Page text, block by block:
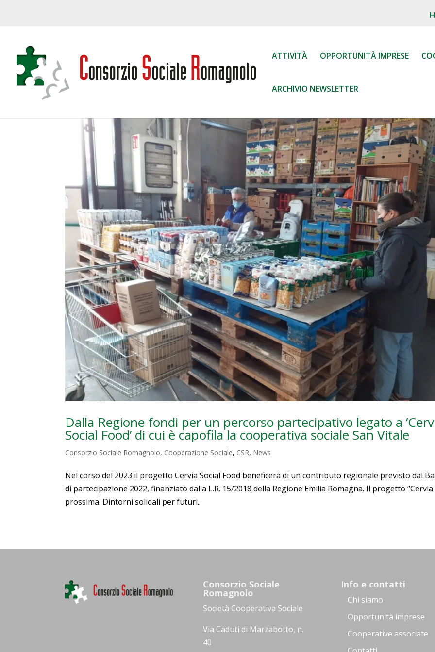
ATTIVITÀ OPPORTUNITÀ IMPRESE
ARCHIVIO NEWSLETTER
Dalla Regione fondi per un percorso partecipativo legato a
Social Food’ di cui è capofila la cooperativa sociale San Vitale
Consorzio Sociale Romagnolo, Cooperazione Sociale, CSR, News
Nel corso del 2023 il progetto Cervia Social Food beneficerà di un contributo regionale previsto dal
di partecipazione 2022, finanziato dalla L.R. 15/2018 della Regione Emilia Romagna. Il progetto “Cervia
prossima. Dintorni solidali per futuri...
Consorzio Sociale
Romagnolo
Società Cooperativa Sociale
Via Caduti di Marzabotto, n.
40
Info e contatti
Chi siamo
Opportunità imprese
Cooperative associate